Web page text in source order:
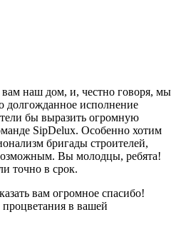
наш дом, и, честно говоря, мы
долгожданное исполнение
бы выразить огромную
SipDelux. Особенно хотим
бригады строителей,
Вы молодцы, ребята!
точно в срок.
вам огромное спасибо!
в вашей